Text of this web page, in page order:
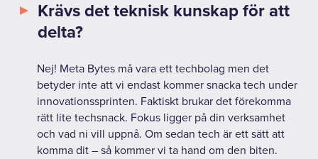
Krävs det teknisk kunskap för att
delta?
Nej! Meta Bytes må vara ett techbolag men det
betyder inte att vi endast kommer snacka tech under
innovationssprinten. Faktiskt brukar det förekomma
rätt lite techsnack. Fokus ligger på din verksamhet
och vad ni vill uppnå. Om sedan tech är ett sätt att
komma dit – så kommer vi ta hand om den biten.